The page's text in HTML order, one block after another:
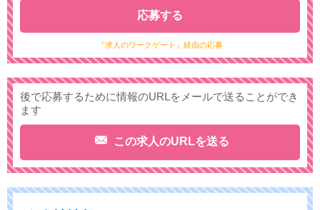
『求人のワークゲート』経由の応募
応募する
後で応募するために情報のURLをメールで送ることができ
ます
この求人のURLを送る